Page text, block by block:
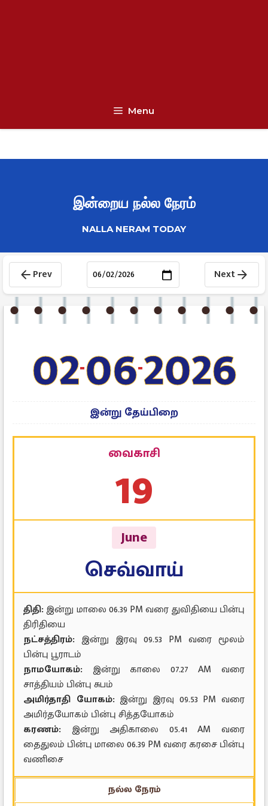
Menu
இன்றைய நல்ல நேரம்
NALLA NERAM TODAY
arrow_back Prev Nextarrow_forward
02-06-2026
இன்று தேய்பிறை
வைகாசி
19
June
செவ்வாய்
திதி:இன்று மாலை 06.39 PM வரை துவிதியை பின்பு
திரிதியை
நட்சத்திரம்: இன்று இரவு 09.53 PM வரை மூலம்
பின்பு பூராடம்
நாமயோகம்: இன்று காலை 07.27 AM வரை
சாத்தியம் பின்பு சுபம்
அமிர்தாதி யோகம்: இன்று இரவு 09.53 PM வரை
அமிர்தயோகம் பின்பு சித்தயோகம்
கரணம்: இன்று அதிகாலை 05.41 AM வரை
தைதுலம் பின்பு மாலை 06.39 PM வரை கரசை பின்பு
வணிசை
நல்ல நேரம்